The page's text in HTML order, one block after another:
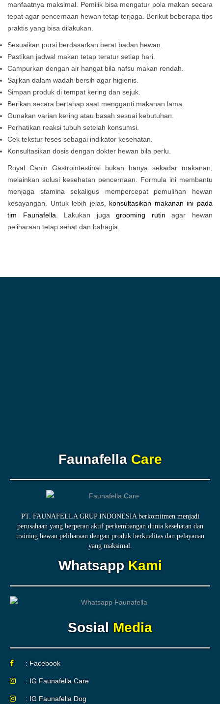
manfaatnya maksimal. Pemilik bisa mengatur pola makan secara
tepat agar pencernaan hewan tetap terjaga. Berikut beberapa tips
praktis yang bisa dilakukan.
Sesuaikan porsi berdasarkan berat badan hewan.
Pastikan jadwal makan tetap teratur setiap hari.
Campurkan dengan air hangat bila nafsu makan rendah.
Sajikan dalam wadah bersih agar higienis.
Simpan produk di tempat kering dan sejuk.
Berikan secara bertahap saat mengganti makanan lama.
Gunakan varian kering atau basah sesuai kebutuhan.
Perhatikan reaksi tubuh setelah konsumsi.
Cek tekstur feses sebagai indikator kesehatan.
Konsultasikan dosis dengan dokter hewan bila perlu.
Royal Canin Gastrointestinal bukan hanya sekadar makanan,
melainkan solusi kesehatan pencernaan. Formula ini membantu
menjaga stamina sekaligus mempercepat pemulihan hewan
kesayangan. Untuk lebih jelas, konsultasikan makanan ini pada
tim Faunafella . Lakukan jugagrooming rutin agar hewan
peliharaan tetap sehat dan bahagia.
FaunafellaCare
PT. FAUNAFELLA GRUP INDONESIA berkomitmen menjadi
perusahaan yang berperan aktif perkembangan dunia kesehatan dan
training hewan peliharaan dengan produk berkualitas dan pelayanan
yang maksimal.
WhatsappKami
Sosial Media
: Facebook
: IG Faunafella Care
: IG Faunafella Dog